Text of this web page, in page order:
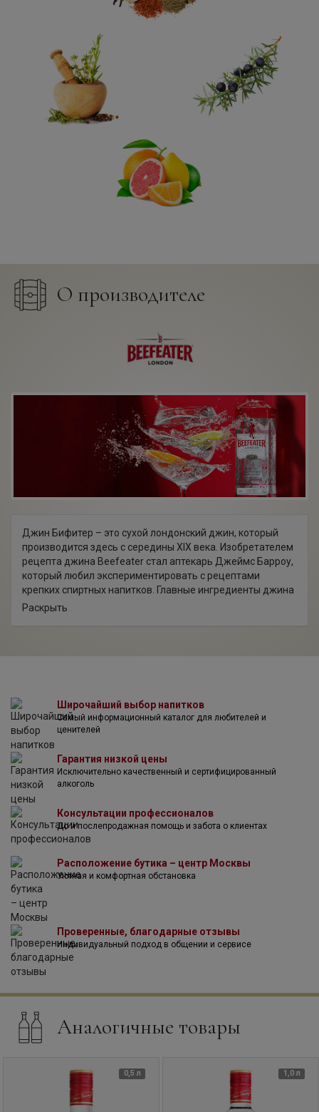
О производителе
Джин Бифитер – это сухой лондонский джин, который
производится здесь с середины XIX века. Изобретателем
рецепта джина Beefeater стал аптекарь Джеймс Барроу,
который любил экспериментировать с рецептами
крепких спиртных напитков. Главные ингредиенты джина
Бифитер – высококачественный зерновой спирт,
получил свою первую награду на дегустационном
конкурсе. С тех пор количество наград джина Beefeater
значительно увеличилось.
Бифитер – джин, который обязательно придется по вкусу
мужчинам, если употреблять его сильно охлажденным в
чистом виде. Впрочем, коктейли с джином Бифитр
нравятся и женщинам. Бифитер джин можно просто
разбавить клюквенным соком или минеральной водой.
Раскрыть
Широчайший выбор напитков
Самый информационный каталог для любителей и
ценителей
Гарантия низкой цены
Исключительно качественный и сертифицированный
алкоголь
Консультации профессионалов
До и послепродажная помощь и забота о клиентах
Расположение бутика – центр Москвы
Уютная и комфортная обстановка
Проверенные, благодарные отзывы
Индивидуальный подход в общении и сервисе
Аналогичные товары
0,5 л 1,0 л